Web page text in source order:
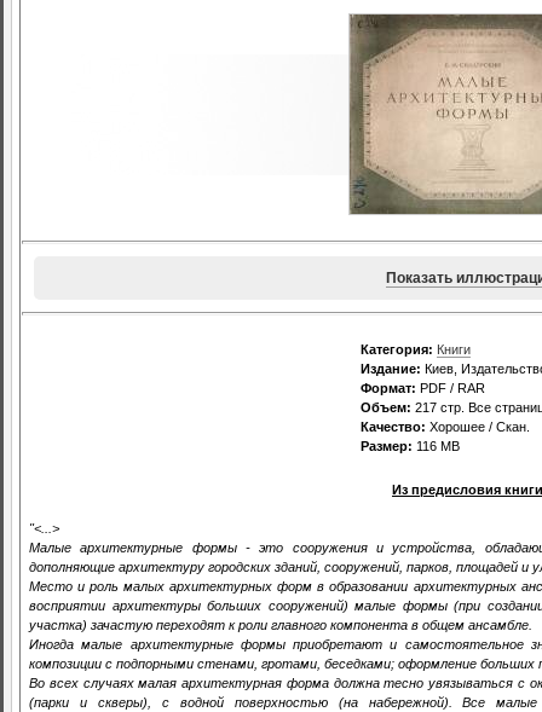
Показать
Категория: Книги
Издание: Киев,
Формат: PDF / RAR
Объем: 217 стр. Все
Качество: Хорошее / Скан.
Размер: 116 MB
Из предисловия
"<...>
Малые архитектурные формы - это сооружения и устройства,
дополняющие архитектуру городских зданий, сооружений, парков, площадей
Место и роль малых архитектурных форм в образовании архитектурных
восприятии архитектуры больших сооружений) малые формы (при
участка) зачастую переходят к роли главного компонента в общем ансамбле.
Иногда малые архитектурные формы приобретают и самостоятельное
композиции с подпорными стенами, гротами, беседками; оформление
Во всех случаях малая архитектурная форма должна тесно увязываться с
(парки и скверы), с водной поверхностью (на набережной). Все